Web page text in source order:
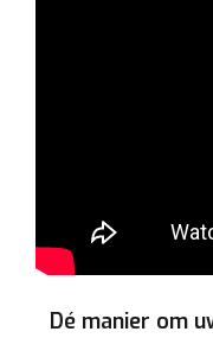
Dé manier om